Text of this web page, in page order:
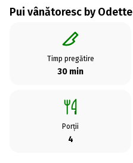
Pui vânătoresc by Odette
Timp pregătire
30 min
Porții
4